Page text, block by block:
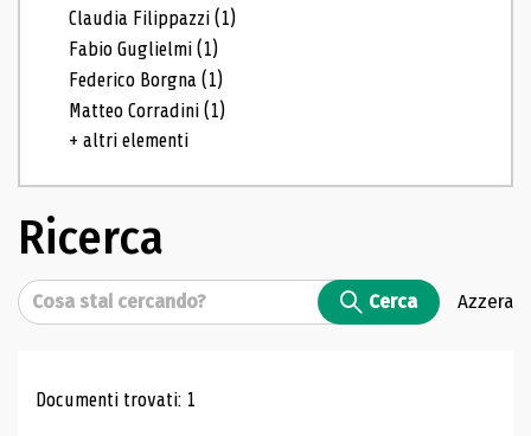
Claudia Filippazzi(1)
Fabio Guglielmi(1)
Federico Borgna(1)
Matteo Corradini(1)
+ altri elementi
Ricerca
Cerca Cerca Azzera
Risultati di ricerca
Documenti trovati: 1